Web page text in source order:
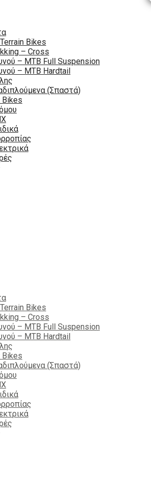
Bikes
– Cross
– MTB Full Suspension
– MTB Hardtail
(Σπαστά)
Bikes
Bikes
– Cross
– MTB Full Suspension
– MTB Hardtail
Bikes
(Σπαστά)